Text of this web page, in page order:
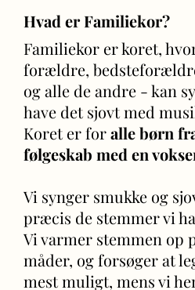
Hvad er Familiekor?
Familiekor er koret,
forældre,
og alle de andre - kan
have det sjovt med
Koret er foralle børn
følgeskab med en
Vi synger smukke og
præcis de stemmer vi
Vi varmer stemmen op
måder, og forsøger at
mest muligt, mens vi